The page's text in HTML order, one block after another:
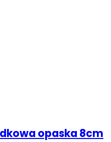
opaska 8cm